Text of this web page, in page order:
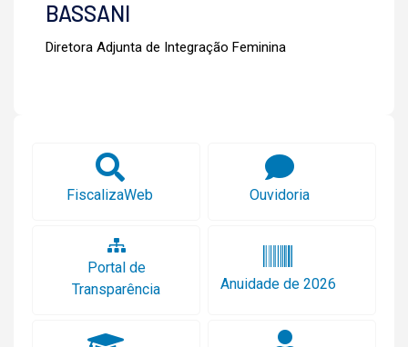
BASSANI
Diretora Adjunta de Integração Feminina
FiscalizaWeb Ouvidoria
Portal de
Transparência
Anuidade de 2026